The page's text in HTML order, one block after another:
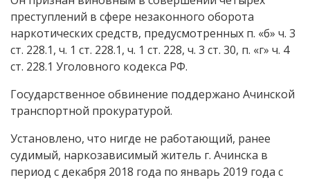
преступлений в сфере незаконного оборота
наркотических средств, предусмотренных п. «б» ч. 3
ст. 228.1, ч. 1 ст. 228.1, ч. 1 ст. 228, ч. 3 ст. 30, п. «г» ч. 4
ст. 228.1 Уголовного кодекса РФ.
Государственное обвинение поддержано Ачинской
транспортной прокуратурой.
Установлено, что нигде не работающий, ранее
судимый, наркозависимый житель г. Ачинска в
период с декабря 2018 года по январь 2019 года с